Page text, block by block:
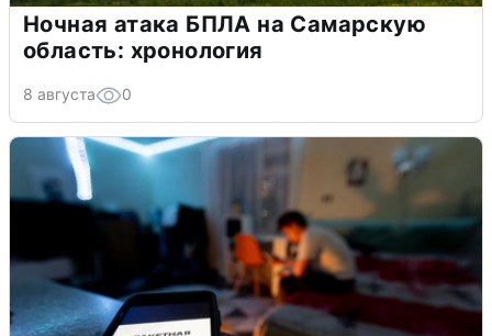
Ночная атака БПЛА на Самарскую
область: хронология
8 августа 0